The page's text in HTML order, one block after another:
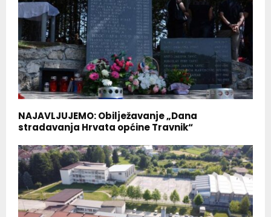
NAJAVLJUJEMO: Obilježavanje „Dana
stradavanja Hrvata općine Travnik“